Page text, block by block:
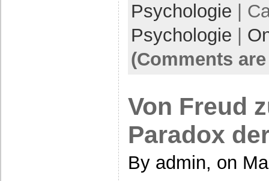
Psychologie |
Psychologie
(Comments
Von Freud
Paradox
By admin, on